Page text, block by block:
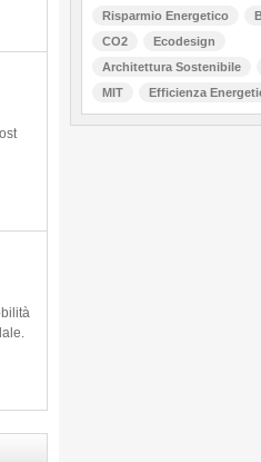
Risparmio Energetico
CO2
Ecodesign
Architettura Sostenibile
MIT
Efficienza